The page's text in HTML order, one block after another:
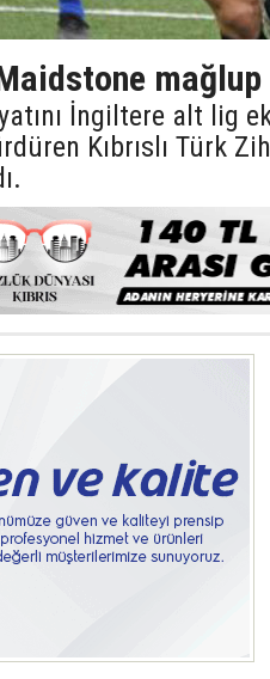
mağlup
İngiltere alt lig
Kıbrıslı Türk